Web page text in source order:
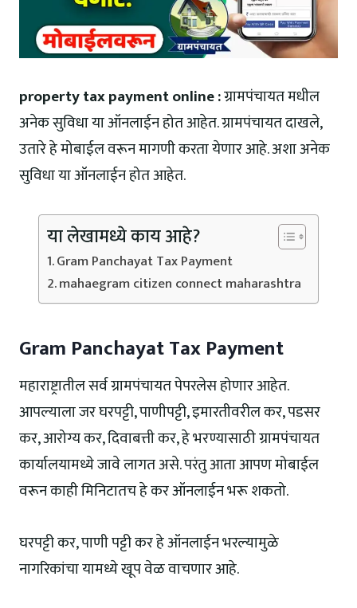
property tax payment online :ग्रामपंचायत मधील
अनेक सुविधा या ऑनलाईन होत आहेत. ग्रामपंचायत दाखले,
उतारे हे मोबाईल वरून मागणी करता येणार आहे. अशा अनेक
सुविधा या ऑनलाईन होत आहेत.
या लेखामध्ये काय आहे?
Gram Panchayat Tax Payment
mahaegram citizen connect maharashtra
Gram Panchayat Tax Payment
महाराष्ट्रातील सर्व ग्रामपंचायत पेपरलेस होणार आहेत.
आपल्याला जर घरपट्टी, पाणीपट्टी, इमारतीवरील कर, पडसर
कर, आरोग्य कर, दिवाबत्ती कर, हे भरण्यासाठी ग्रामपंचायत
कार्यालयामध्ये जावे लागत असे. परंतु आता आपण मोबाईल
वरून काही मिनिटातच हे कर ऑनलाईन भरू शकतो.
घरपट्टी कर, पाणी पट्टी कर हे ऑनलाईन भरल्यामुळे
नागरिकांचा यामध्ये खूप वेळ वाचणार आहे.